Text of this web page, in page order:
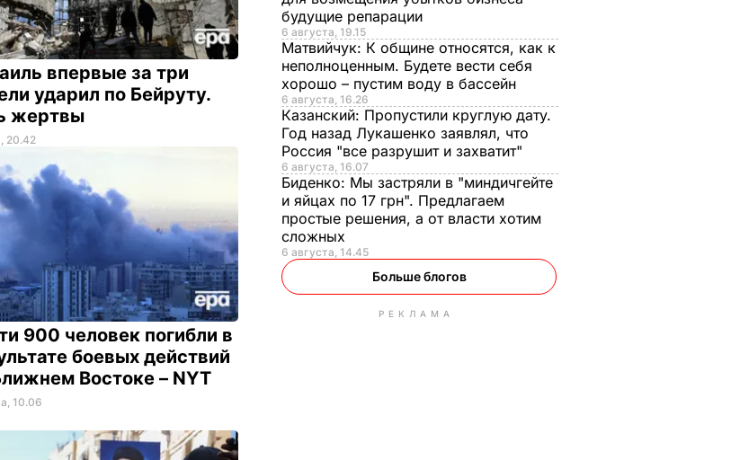
впервые за три
ударил по Бейруту.
жертвы
20.42
900 человек погибли в
боевых действий
Востоке – NYT
10.06
будущие репарации
6 августа, 19.15
Матвийчук: К общине относятся, как к
неполноценным. Будете вести себя
хорошо – пустим воду в бассейн
6 августа, 16.26
Казанский: Пропустили круглую дату.
Год назад Лукашенко заявлял, что
Россия "все разрушит и захватит"
6 августа, 16.07
Биденко: Мы застряли в "миндичгейте
и яйцах по 17 грн". Предлагаем
простые решения, а от власти хотим
сложных
6 августа, 14.45
Больше блогов
РЕКЛАМА